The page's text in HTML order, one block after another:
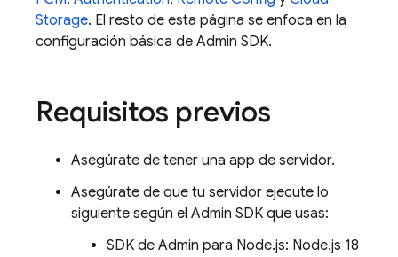
Storage. El resto de esta página se enfoca en la
configuración básica de Admin SDK.
Requisitos previos
Asegúrate de tener una app de servidor.
Asegúrate de que tu servidor ejecute lo
siguiente según el Admin SDK que usas:
SDK de Admin para Node.js: Node.js 18